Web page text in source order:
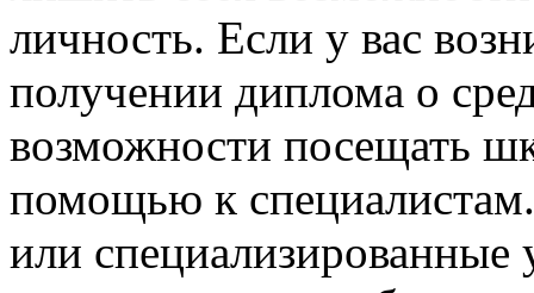
личность. Если у вас
получении диплома о
возможности посещать
помощью к
или